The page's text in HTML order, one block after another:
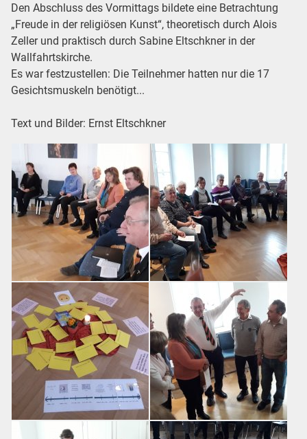
Den Abschluss des Vormittags bildete eine Betrachtung
„Freude in der religiösen Kunst“, theoretisch durch Alois
Zeller und praktisch durch Sabine Eltschkner in der
Wallfahrtskirche.
Es war festzustellen: Die Teilnehmer hatten nur die 17
Gesichtsmuskeln benötigt...
Text und Bilder: Ernst Eltschkner